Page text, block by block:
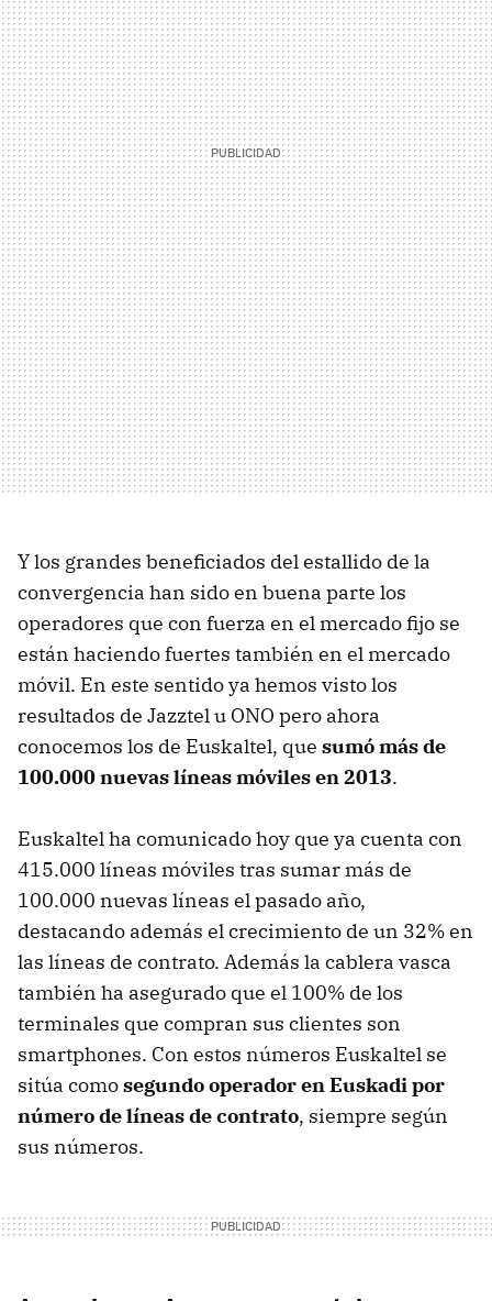
Y los grandes beneficiados del estallido de la
convergencia han sido en buena parte los
operadores que con fuerza en el mercado fijo se
están haciendo fuertes también en el mercado
móvil. En este sentido ya hemos visto los
resultados de Jazztel u ONO pero ahora
conocemos los de Euskaltel, que sumó más de
100.000 nuevas líneas móviles en 2013.
Euskaltel ha comunicado hoy que ya cuenta con
415.000 líneas móviles tras sumar más de
100.000 nuevas líneas el pasado año,
destacando además el crecimiento de un 32% en
las líneas de contrato. Además la cablera vasca
también ha asegurado que el 100% de los
terminales que compran sus clientes son
smartphones. Con estos números Euskaltel se
sitúa comosegundo operador en Euskadi por
número de líneas de contrato, siempre según
sus números.